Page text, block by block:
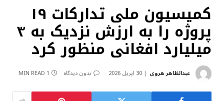
کمیسیون ملی تدارکات ۱۹
پروژه را به ارزش نزدیک به ۳
میلیارد افغانی منظور کرد
عبدالظاهر هروی 30 اپریل 2026 بدون دیدگاه 1 MIN READ